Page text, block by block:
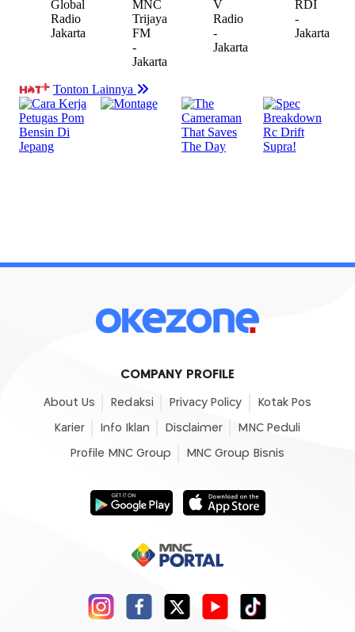
COMPANY PROFILE
About Us Redaksi Privacy Policy Kotak Pos
Karier Info Iklan Disclaimer MNC Peduli
Profile MNC Group MNC Group Bisnis